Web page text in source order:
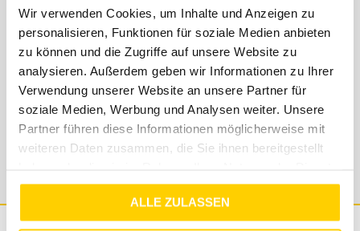
Wir verwenden Cookies, um Inhalte und Anzeigen zu
personalisieren, Funktionen für soziale Medien anbieten
zu können und die Zugriffe auf unsere Website zu
analysieren. Außerdem geben wir Informationen zu Ihrer
Verwendung unserer Website an unsere Partner für
soziale Medien, Werbung und Analysen weiter. Unsere
Partner führen diese Informationen möglicherweise mit
weiteren Daten zusammen, die Sie ihnen bereitgestellt
gesammelt haben.
ALLE ZULASSEN
Solltest du Fragen, Anregungen oder Beschwerden
haben, dann schreibe uns einfach eine Mail an
shop@tara-m.de
. Unser Support-Team steht dir
kostenlos mit Rat und Tat zur Seite. Wir geben uns
Mühe, dass eure Anfragen innerhalb von 48
Stunden beantwortet werden - wenn es einmal
länger dauern sollte, bitten wir um Verständnis.